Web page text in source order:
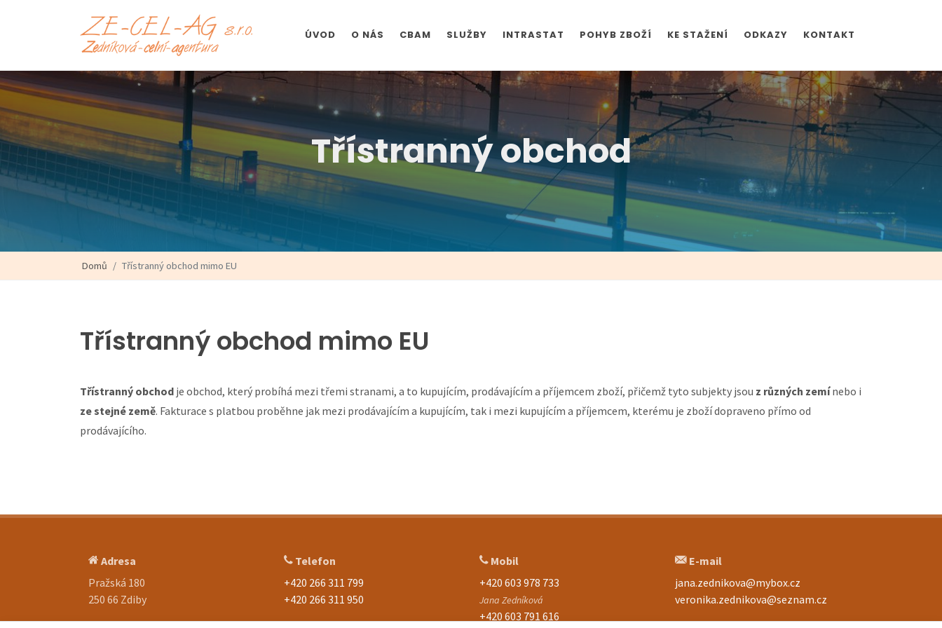
ÚVOD O NÁS CBAM SLUŽBY INTRASTAT POHYB ZBOŽÍ KE STAŽENÍ ODKAZY KONTAKT
Třístranný obchod
Domů Třístranný obchod mimo EU
Třístranný obchod mimo EU
Třístranný obchod je obchod, který probíhá mezi třemi stranami, a to kupujícím, prodávajícím a příjemcem zboží, přičemž tyto subjekty jsou z různých zemínebo i
ze stejné země. Fakturace s platbou proběhne jak mezi prodávajícím a kupujícím, tak i mezi kupujícím a příjemcem, kterému je zboží dopraveno přímo od
prodávajícího.
Adresa
Pražská 180
250 66 Zdiby
Telefon
+420 266 311 799
+420 266 311 950
Mobil
+420 603 978 733
Jana Zedníková
+420 603 791 616
E-mail
jana.zednikova@mybox.cz
veronika.zednikova@seznam.cz